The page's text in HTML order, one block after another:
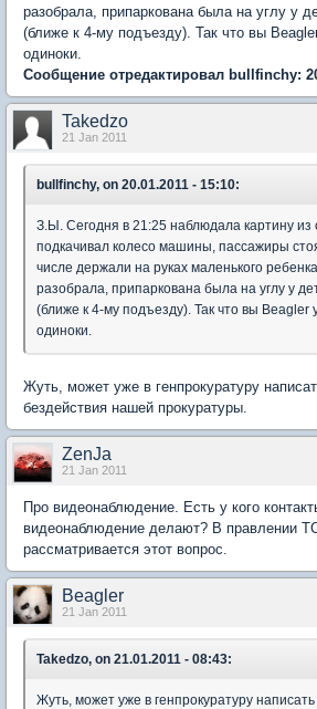
разобрала, припаркована была на углу у
(ближе к 4-му подъезду). Так что вы
одиноки.
Сообщение отредактировал bullfinchy:
Takedzo
21 Jan 2011
bullfinchy, on 20.01.2011 - 15:10:
З.Ы. Сегодня в 21:25 наблюдала картину из
подкачивал колесо машины, пассажиры
числе держали на руках маленького
разобрала, припаркована была на углу у
(ближе к 4-му подъезду). Так что вы Beagler
одиноки.
Жуть, может уже в генпрокуратуру
бездействия нашей прокуратуры.
ZenJa
21 Jan 2011
Про видеонаблюдение. Есть у кого
видеонаблюдение делают? В правлении
рассматривается этот вопрос.
Beagler
21 Jan 2011
Takedzo, on 21.01.2011 - 08:43:
Жуть, может уже в генпрокуратуру